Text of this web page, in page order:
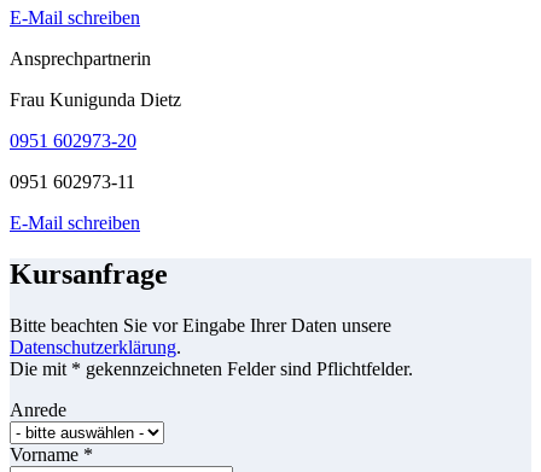
E-Mail schreiben
Ansprechpartnerin
Frau Kunigunda Dietz
0951 602973-20
0951 602973-11
E-Mail schreiben
Kursanfrage
Bitte beachten Sie vor Eingabe Ihrer Daten unsere
Datenschutzerklärung.
Die mit * gekennzeichneten Felder sind Pflichtfelder.
Anrede
Vorname *